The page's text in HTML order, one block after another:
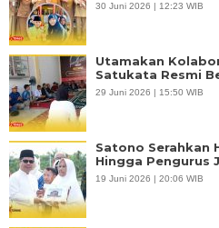
30 Juni 2026 | 12:23 WIB
Utamakan
Satukata Resmi
29 Juni 2026 | 15:50 WIB
Satono Serahkan
Hingga Pengurus
19 Juni 2026 | 20:06 WIB